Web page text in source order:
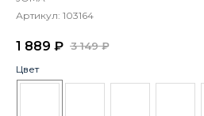
Артикул: 103164
1 889 ₽ 3 149 ₽
Цвет